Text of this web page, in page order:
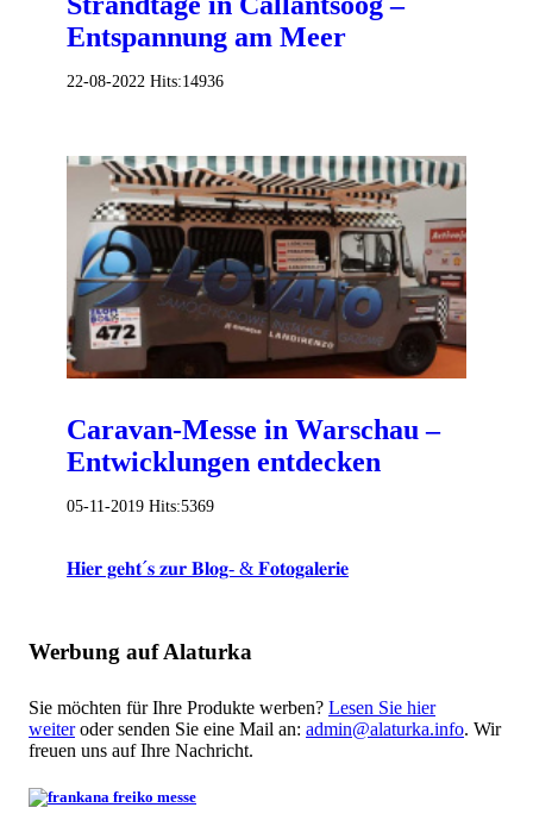
Entspannung am Meer
22-08-2022 Hits:14936
Caravan-Messe in Warschau –
Entwicklungen entdecken
05-11-2019 Hits:5369
𝐇𝐢𝐞𝐫 𝐠𝐞𝐡𝐭´𝐬 𝐳𝐮𝐫 𝐁𝐥𝐨𝐠- & 𝐅𝐨𝐭𝐨𝐠𝐚𝐥𝐞𝐫𝐢𝐞
Werbung auf Alaturka
Sie möchten für Ihre Produkte werben? Lesen Sie hier
weiteroder senden Sie eine Mail an: admin@alaturka.info. Wir
freuen uns auf Ihre Nachricht.